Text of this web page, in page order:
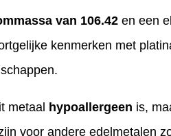
van 106.42 en een
kenmerken met
metaal hypoallergeen is,
voor andere edelmetalen